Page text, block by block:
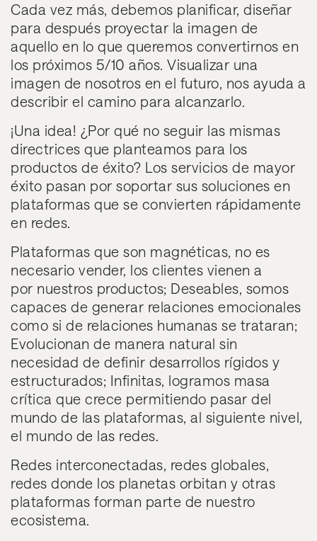
Cada vez más, debemos planificar, diseñar
para después proyectar la imagen de
aquello en lo que queremos convertirnos en
los próximos 5/10 años. Visualizar una
imagen de nosotros en el futuro, nos ayuda a
describir el camino para alcanzarlo.
¡Una idea! ¿Por qué no seguir las mismas
directrices que planteamos para los
productos de éxito? Los servicios de mayor
éxito pasan por soportar sus soluciones en
plataformas que se convierten rápidamente
en redes.
Plataformas que son magnéticas, no es
necesario vender, los clientes vienen a
por nuestros productos; Deseables, somos
capaces de generar relaciones emocionales
como si de relaciones humanas se trataran;
Evolucionan de manera natural sin
necesidad de definir desarrollos rígidos y
estructurados; Infinitas, logramos masa
crítica que crece permitiendo pasar del
mundo de las plataformas, al siguiente nivel,
el mundo de las redes.
Redes interconectadas, redes globales,
redes donde los planetas orbitan y otras
plataformas forman parte de nuestro
ecosistema.